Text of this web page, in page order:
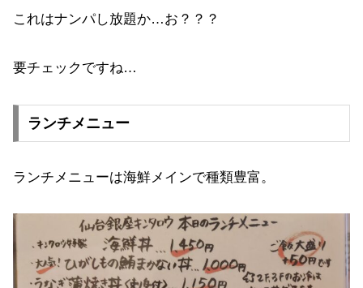
これはナンパし放題か…お？？？
要チェックですね…
ランチメニュー
ランチメニューは海鮮メインで種類豊富。